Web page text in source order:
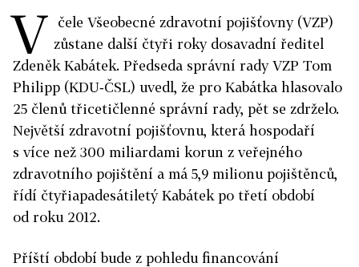
V
čele Všeobecné zdravotní pojišťovny (VZP)
zůstane další čtyři roky dosavadní ředitel
Zdeněk Kabátek. Předseda správní rady VZP Tom
Philipp (KDU‑ČSL) uvedl, že pro Kabátka hlasovalo
25 členů třicetičlenné správní rady, pět se zdrželo.
Největší zdravotní pojišťovnu, která hospodaří
s více než 300 miliardami korun z veřejného
zdravotního pojištění a má 5,9 milionu pojištěnců,
řídí čtyřiapadesátiletý Kabátek po třetí období
od roku 2012.
Příští období bude z pohledu financování